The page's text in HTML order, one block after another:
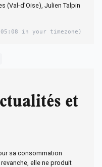
(Val-d’Oise), Julien Talpin
in your timezone)
et
sa consommation
elle ne produit